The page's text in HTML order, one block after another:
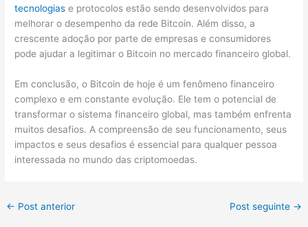
tecnologias e protocolos estão sendo desenvolvidos para
melhorar o desempenho da rede Bitcoin. Além disso, a
crescente adoção por parte de empresas e consumidores
pode ajudar a legitimar o Bitcoin no mercado financeiro global.
Em conclusão, o Bitcoin de hoje é um fenômeno financeiro
complexo e em constante evolução. Ele tem o potencial de
transformar o sistema financeiro global, mas também enfrenta
muitos desafios. A compreensão de seu funcionamento, seus
impactos e seus desafios é essencial para qualquer pessoa
interessada no mundo das criptomoedas.
← Post anterior Post seguinte →